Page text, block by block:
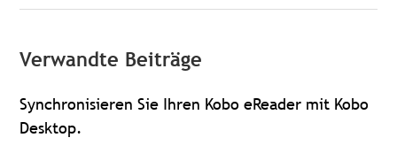
Verwandte Beiträge
Synchronisieren Sie Ihren Kobo eReader mit Kobo
Desktop.